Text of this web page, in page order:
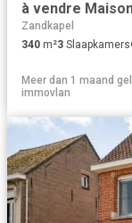
à vendre
Zandkapel
340 m²3 Slaapkamers
Meer dan 1 maand
immovlan